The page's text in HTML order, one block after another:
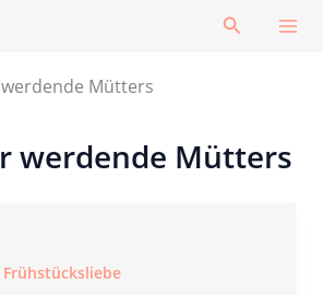
Suchen
Mütters
werdende Mütters
Frühstücksliebe